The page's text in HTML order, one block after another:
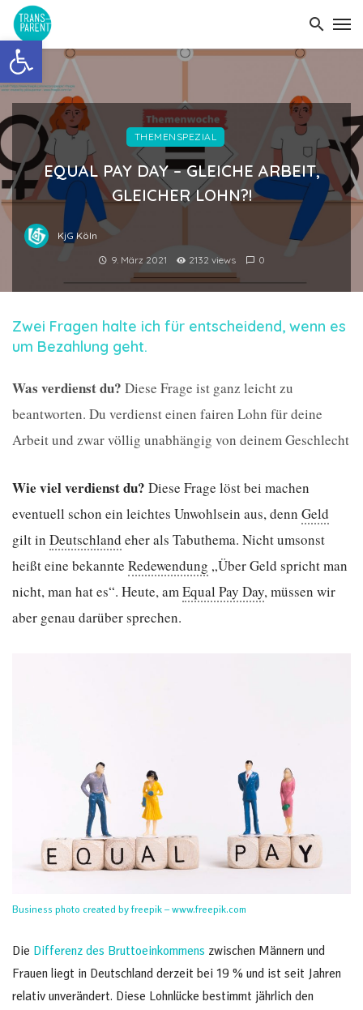
Open toolbar
THEMENSPEZIAL
EQUAL PAY DAY – GLEICHE ARBEIT,
GLEICHER LOHN?!
KjG Köln
9. März 2021
2132 views 0
Zwei Fragen halte ich für entscheidend, wenn es
um Bezahlung geht.
Was verdienst du? Diese Frage ist ganz leicht zu
beantworten. Du verdienst einen fairen Lohn für deine
Arbeit und zwar völlig unabhängig von deinem Geschlecht
Wie viel verdienst du? Diese Frage löst bei machen
eventuell schon ein leichtes Unwohlsein aus, denn Geld
gilt in Deutschland eher als Tabuthema. Nicht umsonst
heißt eine bekannte Redewendung „Über Geld spricht man
nicht, man hat es“. Heute, amEqual Pay Day, müssen wir
aber genau darüber sprechen.
Business photo created by freepik – www.freepik.com
Die Differenz des Bruttoeinkommens zwischen Männern und
Frauen liegt in Deutschland derzeit bei 19 % und ist seit Jahren
relativ unverändert. Diese Lohnlücke bestimmt jährlich den